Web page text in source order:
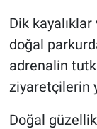
Dik
doğal
adrenalin
ziyaretçilerin
Doğal